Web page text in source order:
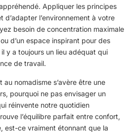
Appliquer les principes
d’adapter l’environnement à votre
besoin de concentration maximale
d’un espace inspirant pour des
y a toujours un lieu adéquat qui
de travail.
au nomadisme s’avère être une
pourquoi ne pas envisager un
réinvente notre quotidien
l’équilibre parfait entre confort,
est-ce vraiment étonnant que la